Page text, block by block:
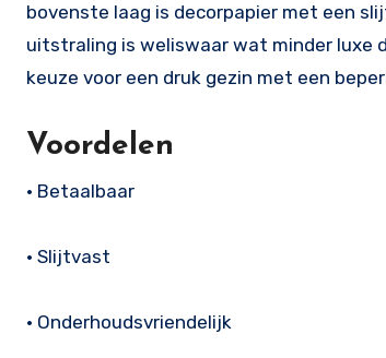
bovenste laag is decorpapier met een
uitstraling is weliswaar wat minder luxe
keuze voor een druk gezin met een
Voordelen
• Betaalbaar
• Slijtvast
• Onderhoudsvriendelijk